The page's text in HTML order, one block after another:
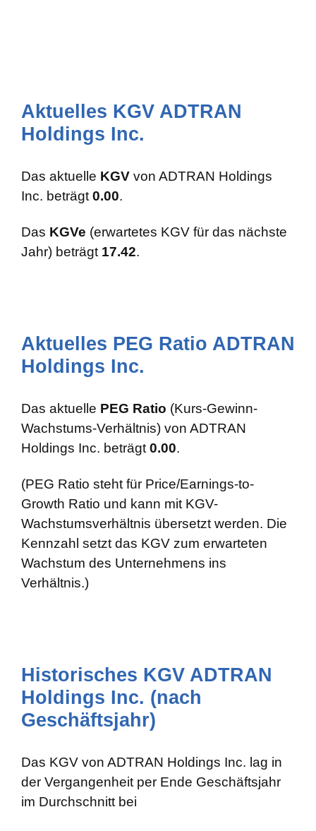
Aktuelles KGV ADTRAN
Holdings Inc.
Das aktuelle KGV von ADTRAN Holdings
Inc. beträgt0.00.
Das KGVe (erwartetes KGV für das nächste
Jahr) beträgt 17.42.
Aktuelles PEG Ratio ADTRAN
Holdings Inc.
Das aktuelle PEG Ratio (Kurs-Gewinn-
Wachstums-Verhältnis) von ADTRAN
Holdings Inc. beträgt 0.00.
(PEG Ratio steht für Price/Earnings-to-
Growth Ratio und kann mit KGV-
Wachstumsverhältnis übersetzt werden. Die
Kennzahl setzt das KGV zum erwarteten
Wachstum des Unternehmens ins
Verhältnis.)
Historisches KGV ADTRAN
Holdings Inc. (nach
Geschäftsjahr)
Das KGV von ADTRAN Holdings Inc. lag in
der Vergangenheit per Ende Geschäftsjahr
im Durchschnitt bei